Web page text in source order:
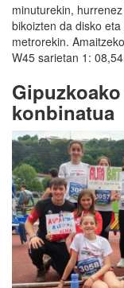
minuturekin,
bikoizten da disko
metrorekin.
W45 sarietan 1:
konbinatua